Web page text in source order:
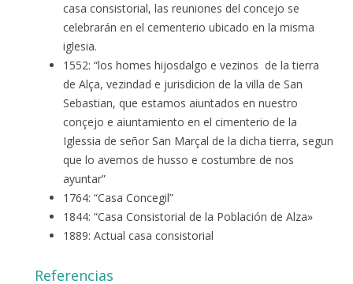
casa consistorial, las reuniones del concejo se
celebrarán en el cementerio ubicado en la misma
iglesia.
1552: “los homes hijosdalgo e vezinos de la tierra
de Alça, vezindad e jurisdicion de la villa de San
Sebastian, que estamos aiuntados en nuestro
conçejo e aiuntamiento en el cimenterio de la
Iglessia de señor San Marçal de la dicha tierra, segun
que lo avemos de husso e costumbre de nos
ayuntar”
1764: “Casa Concegil”
1844: “Casa Consistorial de la Población de Alza»
1889: Actual casa consistorial
Referencias